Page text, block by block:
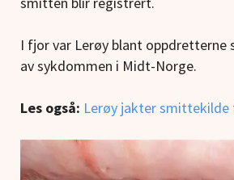
I fjor var Lerøy blant oppdretterne
av sykdommen i Midt-Norge.
Les også: Lerøy jakter smittekilde